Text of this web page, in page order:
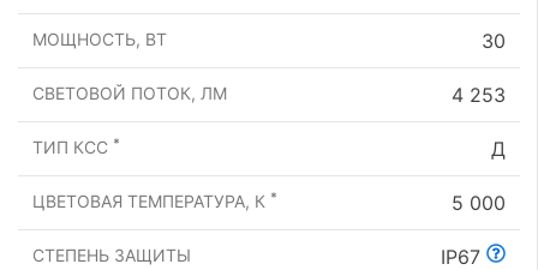
МОЩНОСТЬ, ВТ 30
СВЕТОВОЙ ПОТОК, ЛМ 4 253
ТИП КСС * Д
ЦВЕТОВАЯ ТЕМПЕРАТУРА, К * 5 000
СТЕПЕНЬ ЗАЩИТЫ IP67